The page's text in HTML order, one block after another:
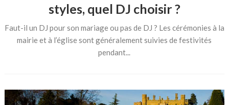
styles, quel DJ choisir ?
Faut-il un DJ pour son mariage ou pas de DJ ? Les cérémonies à la
mairie et à l’église sont généralement suivies de festivités
pendant...